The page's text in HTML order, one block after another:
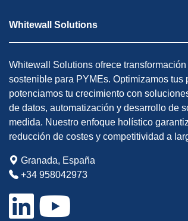
Whitewall Solutions
Whitewall Solutions ofrece transformación
sostenible para PYMEs. Optimizamos tus
potenciamos tu crecimiento con
de datos, automatización y desarrollo de
medida. Nuestro enfoque holístico
reducción de costes y competitividad a
Granada, España
+34 958042973